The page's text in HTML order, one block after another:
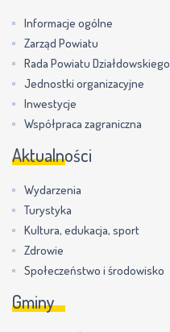
Informacje ogólne
Zarząd Powiatu
Rada Powiatu Działdowskiego
Jednostki organizacyjne
Inwestycje
Współpraca zagraniczna
Aktualności
Wydarzenia
Turystyka
Kultura, edukacja, sport
Zdrowie
Społeczeństwo i środowisko
Gminy